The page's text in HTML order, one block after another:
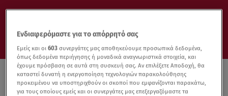
Ενδιαφερόμαστε για το απόρρητό σας
Εμείς και οι603 συνεργάτες μας αποθηκεύουμε προσωπικά δεδομένα,
όπως δεδομένα περιήγησης ή μοναδικά αναγνωριστικά στοιχεία, και
έχουμε πρόσβαση σε αυτά στη συσκευή σας. Αν επιλέξετε Αποδοχή, θα
καταστεί δυνατή η ενεργοποίηση τεχνολογιών παρακολούθησης
προκειμένου να υποστηριχθούν οι σκοποί που εμφανίζονται παρακάτω,
για τους οποίους εμείς και οι συνεργάτες μας επεξεργαζόμαστε τα